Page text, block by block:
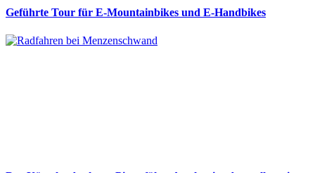
Geführte Tour für E-Mountainbikes und E-Handbikes